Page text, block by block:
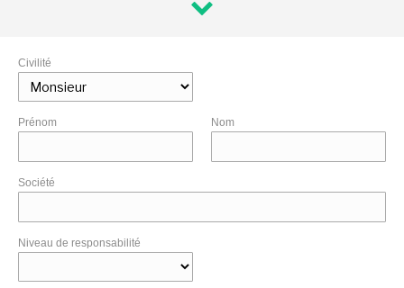
Civilité
Prénom Nom
Société
Niveau de responsabilité